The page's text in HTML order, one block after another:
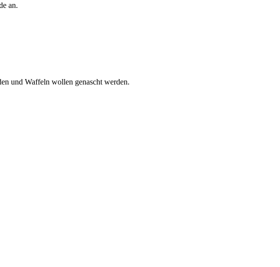
an.
und Waffeln wollen genascht werden.